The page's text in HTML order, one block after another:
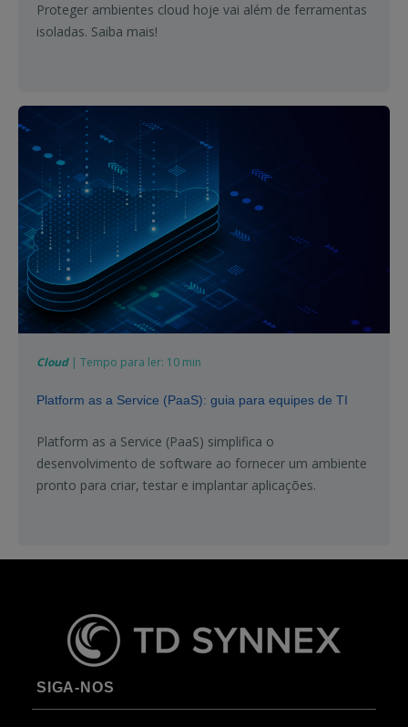
Proteger ambientes cloud hoje vai além de ferramentas
isoladas. Saiba mais!
Cloud| Tempo para ler: 10 min
Platform as a Service (PaaS): guia para equipes de TI
Platform as a Service (PaaS) simplifica o
desenvolvimento de software ao fornecer um ambiente
pronto para criar, testar e implantar aplicações.
SIGA-NOS